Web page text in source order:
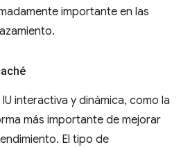
importante en las
interactiva y dinámica, como la
más importante de mejorar
El tipo de